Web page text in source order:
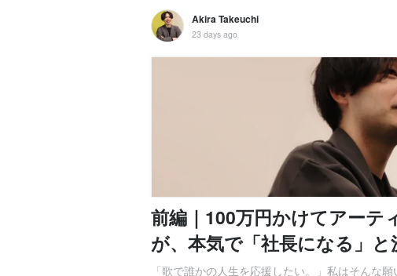
Akira Takeuchi
23 days ago
前編｜100万円かけてアーテ
が、本気で「社長になる」と
「歌で誰かの人生を応援したい。」私はそんな